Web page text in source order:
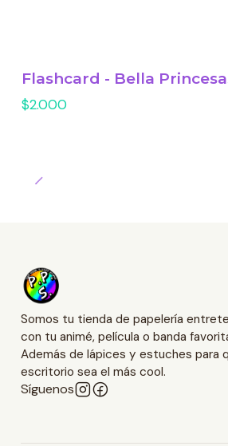
Flashcard - Bella
$2.000
Somos tu tienda de papelería
con tu animé, película o banda
Además de lápices y estuches para
escritorio sea el más cool.
Síguenos